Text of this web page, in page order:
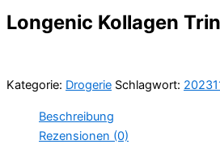
Longenic Kollagen
Kategorie: Drogerie Schlagwort:
Beschreibung
Rezensionen (0)